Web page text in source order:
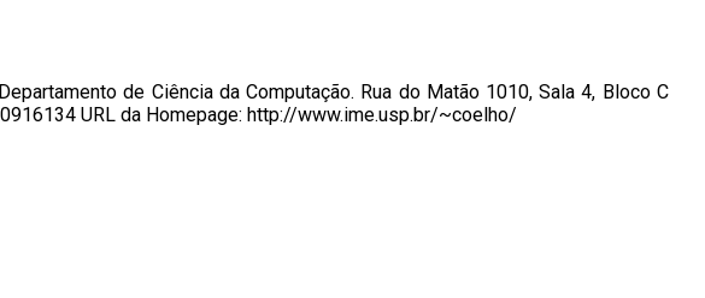
de Ciência da Computação. Rua do Matão 1010, Sala 4, Bloco C
URL da Homepage: http://www.ime.usp.br/~coelho/